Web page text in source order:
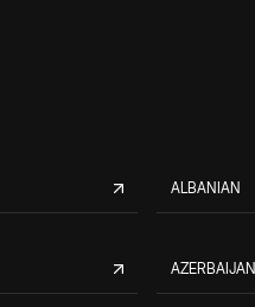
ALBANIAN
AZERBAIJANI